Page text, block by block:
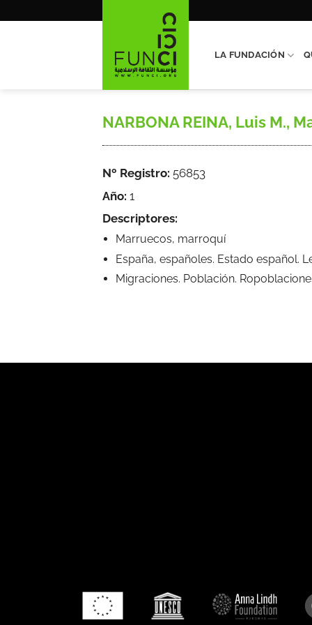
LA FUNDACIÓN
NARBONA REINA, Luis M.,
Nº Registro: 56853
Año: 1
Descriptores:
Marruecos, marroquí
España, españoles. Estado español.
Migraciones. Población.